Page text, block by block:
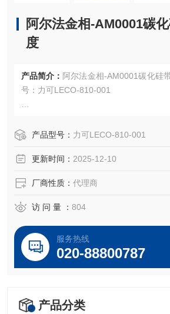
阿尔法金相-AM0001碳
度
产品简介： 阿尔法金相-AM0001碳化硅
号：力可LECO-810-001
尺寸 = 4 英寸 x 36 英寸
10条/每包
OEM 零件号
LECO® 810-001
产品型号： 力可LECO-810-001
更新时间： 2025-12-10
厂商性质： 代理商
访 问 量 ： 804
服务热线
020-88800787
产品分类